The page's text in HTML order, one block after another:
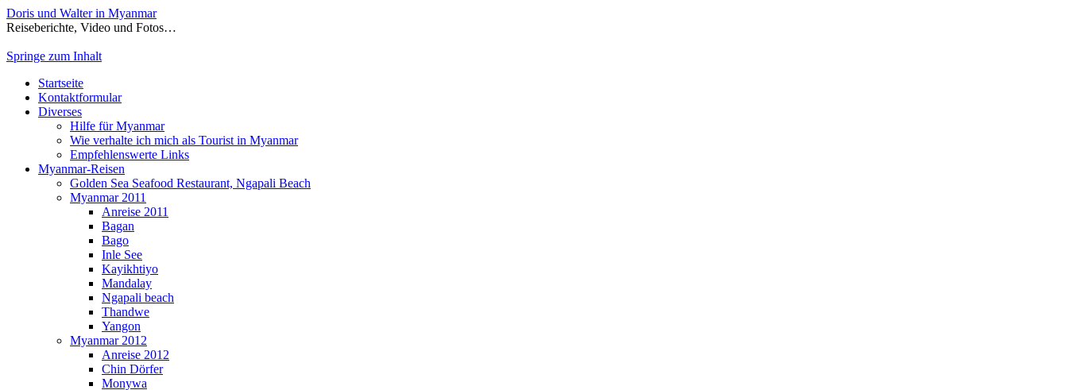
Doris und Walter in Myanmar
Reiseberichte, Video und Fotos…
Springe zum Inhalt
Startseite
Kontaktformular
Diverses
Hilfe für Myanmar
Wie verhalte ich mich als Tourist in Myanmar
Empfehlenswerte Links
Myanmar-Reisen
Golden Sea Seafood Restaurant, Ngapali Beach
Myanmar 2011
Anreise 2011
Bagan
Bago
Inle See
Kayikhtiyo
Mandalay
Ngapali beach
Thandwe
Yangon
Myanmar 2012
Anreise 2012
Chin Dörfer
Monywa